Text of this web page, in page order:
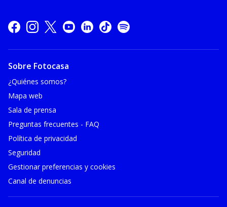
Sobre Fotocasa
¿Quiénes somos?
Mapa web
Sala de prensa
Preguntas frecuentes - FAQ
Política de privacidad
Seguridad
Gestionar preferencias y cookies
Canal de denuncias